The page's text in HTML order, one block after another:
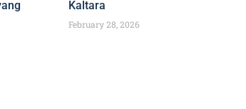
Kaltara
February 28, 2026